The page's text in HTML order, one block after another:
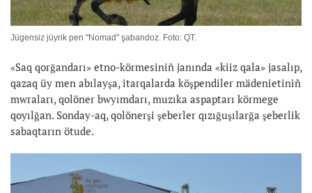
Jügensiz jüyrik pen "Nomad" şabandoz. Foto: QT.
«Saq qorğandarı» etno-körmesiniñ janında «kiiz qala» jasalıp,
qazaq üy men abılayşa, itarqalarda köşpendiler mädenietiniñ
mwraları, qolöner bwyımdarı, muzıka aspaptarı körmege
qoyılğan. Sonday-aq, qolönerşi şeberler qızığuşılarğa şeberlik
sabaqtarın ötude.